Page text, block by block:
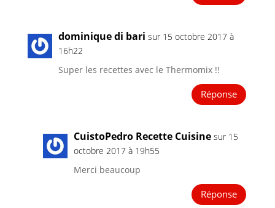
dominique di bari sur 15 octobre 2017 à
16h22
Super les recettes avec le Thermomix !!
Réponse
CuistoPedro Recette Cuisine sur 15
octobre 2017 à 19h55
Merci beaucoup
Réponse